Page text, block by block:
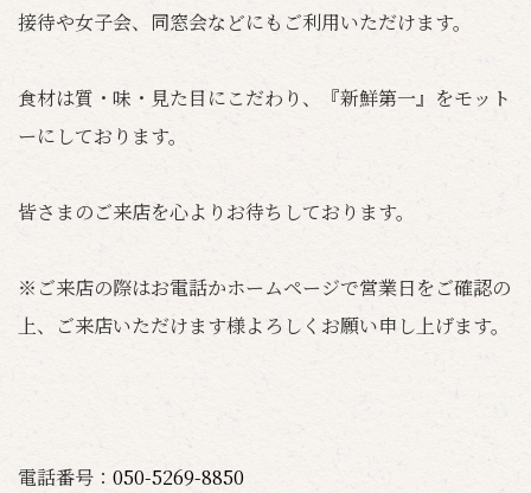
接待や女子会、同窓会などにもご利用いただけます。
食材は質・味・見た目にこだわり、『新鮮第一』をモット
ーにしております。
皆さまのご来店を心よりお待ちしております。
※ご来店の際はお電話かホームページで営業日をご確認の
上、ご来店いただけます様よろしくお願い申し上げます。
電話番号： 050-5269-8850